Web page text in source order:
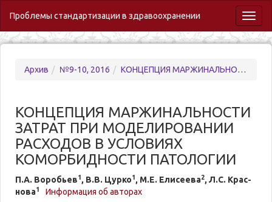
Проблемы стандартизации в здравоохранении
Архив №9-10, 2016 КОНЦЕПЦИЯ МАРЖИНАЛЬНОСТИ ЗАТРАТ ПРИ МОДЕЛИРОВАНИИ РАСХОДОВ В УСЛОВИЯХ КОМОРБИДНОСТИ ПАТОЛОГИИ
КОНЦЕПЦИЯ МАРЖИНАЛЬНОСТИ
ЗАТРАТ ПРИ МОДЕЛИРОВАНИИ
РАСХОДОВ В УСЛОВИЯХ
КОМОРБИДНОСТИ ПАТОЛОГИИ
П.А. Во­ро­бьев1, В.В. Цурко1, М.Е. Елисеева2, Л.С. Крас­
но­ва1
Информация об авторах